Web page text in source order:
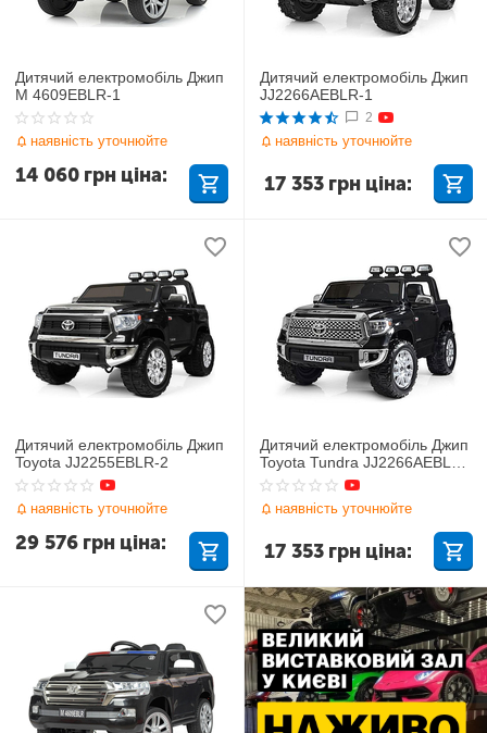
Дитячий електромобіль Джип
M 4609EBLR-1
наявність уточнюйте
14 060 грн ціна:
Дитячий електромобіль Джип
JJ2266AEBLR-1
2
наявність уточнюйте
17 353 грн ціна:
Дитячий електромобіль Джип
Toyota JJ2255EBLR-2
наявність уточнюйте
29 576 грн ціна:
Дитячий електромобіль Джип
Toyota Tundra JJ2266AEBLR-
2
наявність уточнюйте
17 353 грн ціна: